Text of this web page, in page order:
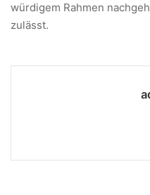
würdigem Rahmen
zulässt.